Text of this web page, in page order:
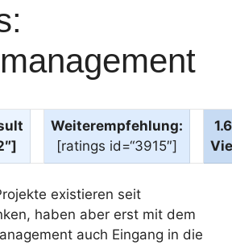
Weiterempfehlung:
[ratings id=“3915″]
existieren seit
haben aber erst mit dem
auch Eingang in die